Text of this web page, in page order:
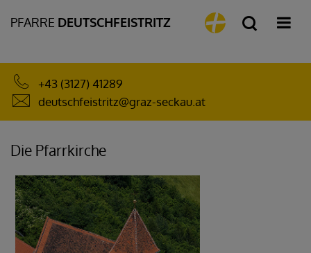
PFARRE DEUTSCHFEISTRITZ
+43 (3127) 41289
deutschfeistritz@graz-seckau.at
Die Pfarrkirche